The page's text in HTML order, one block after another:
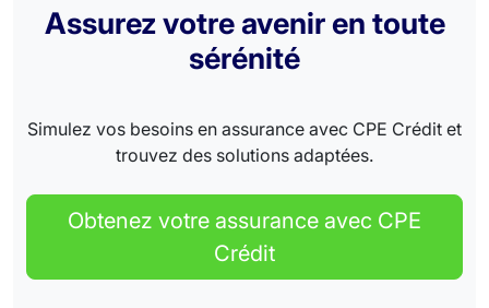
Assurez votre avenir en toute
sérénité
Simulez vos besoins en assurance avec CPE Crédit et
trouvez des solutions adaptées.
Obtenez votre assurance avec CPE
Crédit